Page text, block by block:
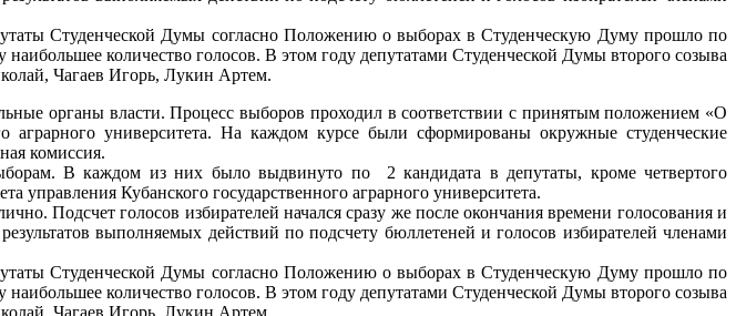
Студенческой Думы согласно Положению о выборах в Студенческую Думу прошло по
количество голосов. В этом году депутатами Студенческой Думы второго созыва
Чагаев Игорь, Лукин Артем.
органы власти. Процесс выборов проходил в соответствии с принятым положением «О
аграрного университета. На каждом курсе были сформированы окружные студенческие
комиссия.
В каждом из них было выдвинуто по 2 кандидата в депутаты, кроме четвертого
управления Кубанского государственного аграрного университета.
Подсчет голосов избирателей начался сразу же после окончания времени голосования и
выполняемых действий по подсчету бюллетеней и голосов избирателей членами
Студенческой Думы согласно Положению о выборах в Студенческую Думу прошло по
количество голосов. В этом году депутатами Студенческой Думы второго созыва
Чагаев Игорь, Лукин Артем.